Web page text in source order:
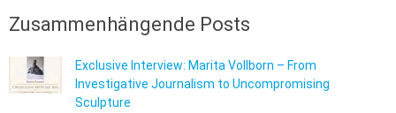
Zusammenhängende Posts
Exclusive Interview: Marita Vollborn – From
Investigative Journalism to Uncompromising
Sculpture